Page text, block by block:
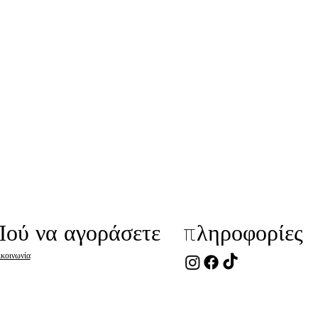
να αγοράσετε πληροφορίες